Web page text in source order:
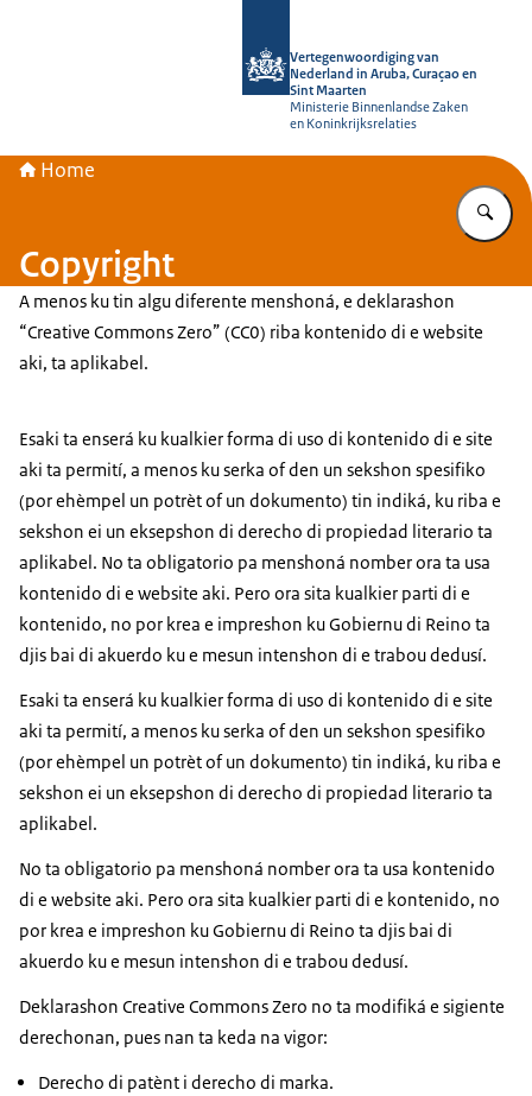
Vertegenwoordiging van
Nederland in Aruba, Curaçao en
Sint Maarten
Ministerie Binnenlandse Zaken
en Koninkrijksrelaties
Home
Copyright
A menos ku tin algu diferente menshoná, e deklarashon
“Creative Commons Zero” (CC0) riba kontenido di e website
aki, ta aplikabel.
Esaki ta enserá ku kualkier forma di uso di kontenido di e site
aki ta permití, a menos ku serka of den un sekshon spesifiko
(por ehèmpel un potrèt of un dokumento) tin indiká, ku riba e
sekshon ei un eksepshon di derecho di propiedad literario ta
aplikabel. No ta obligatorio pa menshoná nomber ora ta usa
kontenido di e website aki. Pero ora sita kualkier parti di e
kontenido, no por krea e impreshon ku Gobiernu di Reino ta
djis bai di akuerdo ku e mesun intenshon di e trabou dedusí.
Esaki ta enserá ku kualkier forma di uso di kontenido di e site
aki ta permití, a menos ku serka of den un sekshon spesifiko
(por ehèmpel un potrèt of un dokumento) tin indiká, ku riba e
sekshon ei un eksepshon di derecho di propiedad literario ta
aplikabel.
No ta obligatorio pa menshoná nomber ora ta usa kontenido
di e website aki. Pero ora sita kualkier parti di e kontenido, no
por krea e impreshon ku Gobiernu di Reino ta djis bai di
akuerdo ku e mesun intenshon di e trabou dedusí.
Deklarashon Creative Commons Zero no ta modifiká e sigiente
derechonan, pues nan ta keda na vigor:
Derecho di patènt i derecho di marka.